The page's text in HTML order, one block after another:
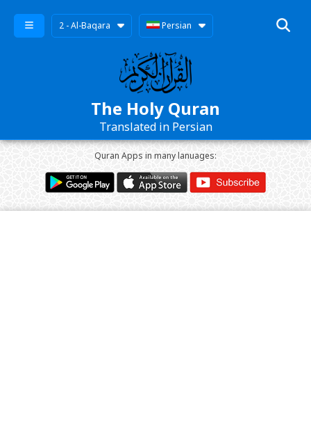
2 - Al-Baqara Persian
The Holy Quran
Translated in Persian
Quran Apps in many lanuages: